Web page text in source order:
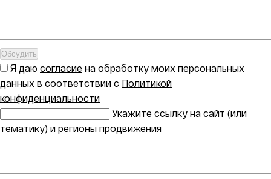
Обсудить
Я даю согласие на обработку моих персональных
данных в соответствии с Политикой
конфиденциальности
Укажите ссылку на сайт (или
тематику) и регионы продвижения